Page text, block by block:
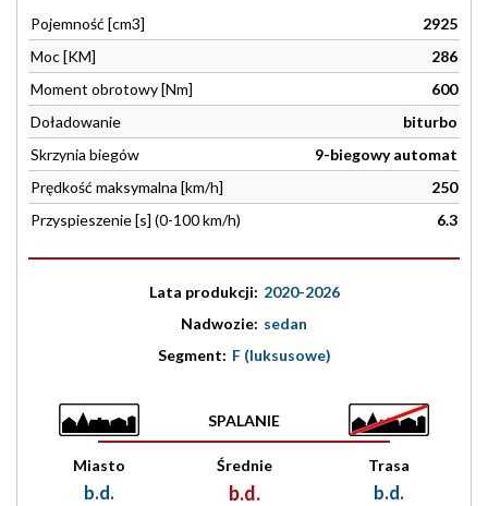
Pojemność [cm3]
2925
Moc [KM]
286
Moment obrotowy [Nm]
600
Doładowanie
biturbo
Skrzynia biegów
9-biegowy automat
Prędkość maksymalna [km/h]
250
Przyspieszenie [s] (0-100 km/h)
6.3
Lata produkcji: 2020-2026
Nadwozie: sedan
Segment: F (luksusowe)
SPALANIE
Miasto
b.d.
Średnie
b.d.
Trasa
b.d.